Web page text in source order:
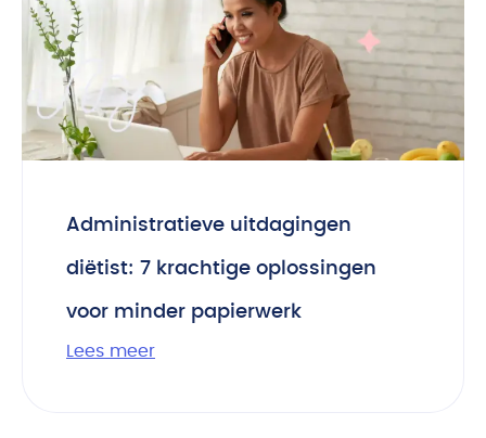
Administratieve uitdagingen
diëtist: 7 krachtige oplossingen
voor minder papierwerk
Lees meer